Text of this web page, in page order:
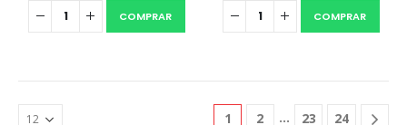
COMPRAR COMPRAR
1 2 23 24